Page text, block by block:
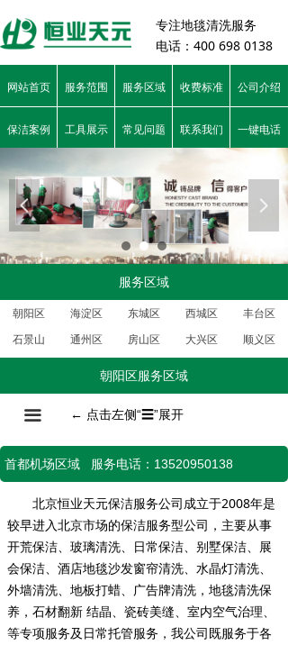
专注地毯清洗服务
电话：400 698 0138
服务区域
朝阳区 海淀区 东城区 西城区
丰台区
石景山
通州区 房山区 大兴区 顺义区
朝阳区服务区域
끀 ← 点击左侧“☰”展开
保洁案例 工具展示 常见问题 联系我们 一键电话
网站首页 服务范围 服务区域 收费标准 公司介绍
넳 넲
首都机场区域 服务电话：13520950138
北京恒业天元保洁服务公司成立于2008年是
较早进入北京市场的保洁服务型公司，主要从事
开荒保洁、玻璃清洗、日常保洁、别墅保洁、展
会保洁、酒店地毯沙发窗帘清洗、水晶灯清洗、
外墙清洗、地板打蜡、广告牌清洗，地毯清洗保
养，石材翻新 结晶、瓷砖美缝、室内空气治理、
等专项服务及日常托管服务，我公司既服务于各